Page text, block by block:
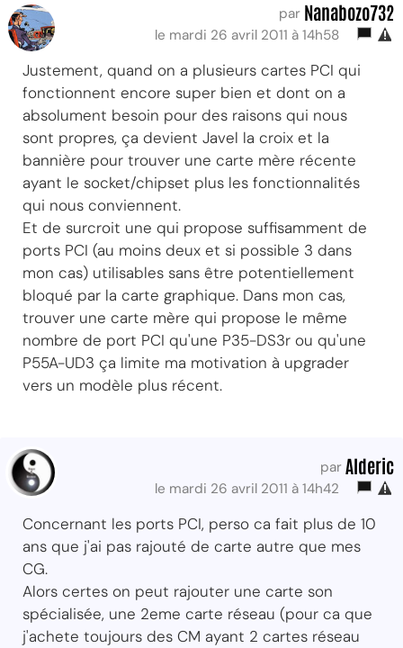
par Nanabozo732
le mardi 26 avril 2011 à 14h58
Justement, quand on a plusieurs cartes PCI qui
fonctionnent encore super bien et dont on a
absolument besoin pour des raisons qui nous
sont propres, ça devient Javel la croix et la
bannière pour trouver une carte mère récente
ayant le socket/chipset plus les fonctionnalités
qui nous conviennent.
Et de surcroit une qui propose suffisamment de
ports PCI (au moins deux et si possible 3 dans
mon cas) utilisables sans être potentiellement
bloqué par la carte graphique. Dans mon cas,
trouver une carte mère qui propose le même
nombre de port PCI qu'une P35-DS3r ou qu'une
P55A-UD3 ça limite ma motivation à upgrader
vers un modèle plus récent.
par Alderic
le mardi 26 avril 2011 à 14h42
Concernant les ports PCI, perso ca fait plus de 10
ans que j'ai pas rajouté de carte autre que mes
CG.
Alors certes on peut rajouter une carte son
spécialisée, une 2eme carte réseau (pour ca que
j'achete toujours des CM ayant 2 cartes réseau